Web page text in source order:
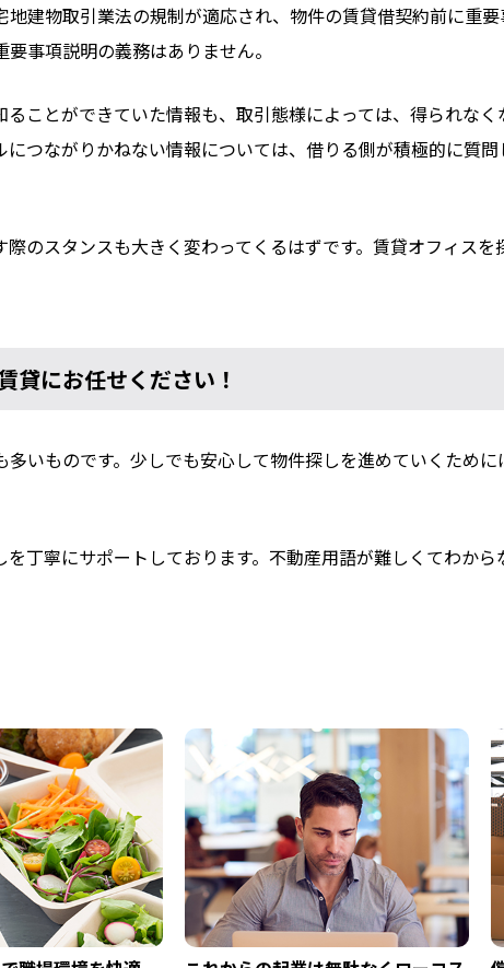
建物取引業法の規制が適応され、物件の賃貸借契約前に重
事項説明の義務はありません。
ことができていた情報も、取引態様によっては、得られな
つながりかねない情報については、借りる側が積極的に質
のスタンスも大きく変わってくるはずです。賃貸オフィス
貸にお任せください！
いものです。少しでも安心して物件探しを進めていくため
を丁寧にサポートしております。不動産用語が難しくてわか